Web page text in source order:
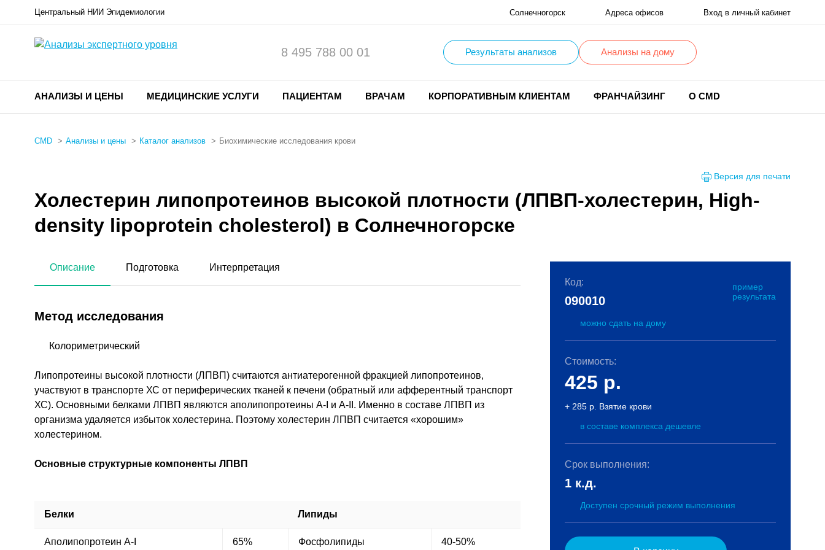
Центральный НИИ Эпидемиологии Солнечногорск Адреса офисов Вход в личный кабинет
8 495 788 00 01 Результаты анализов Анализы на дому
АНАЛИЗЫ И ЦЕНЫ МЕДИЦИНСКИЕ УСЛУГИ ПАЦИЕНТАМ ВРАЧАМ КОРПОРАТИВНЫМ КЛИЕНТАМ ФРАНЧАЙЗИНГ О CMD
CMD Анализы и цены Каталог анализов Биохимические исследования крови
Версия для печати
Холестерин липопротеинов высокой плотности (ЛПВП-холестерин, High-
density lipoprotein cholesterol) в Солнечногорске
Описание Подготовка Интерпретация
Метод исследования
Колориметрический
Липопротеины высокой плотности (ЛПВП) считаются антиатерогенной фракцией липопротеинов,
участвуют в транспорте ХС от периферических тканей к печени (обратный или афферентный транспорт
ХС). Основными белками ЛПВП являются аполипопротеины А-I и А-II. Именно в составе ЛПВП из
организма удаляется избыток холестерина. Поэтому холестерин ЛПВП считается «хорошим»
холестерином.
Основные структурные компоненты ЛПВП
Белки Липиды
Аполипопротеин А-I 65% Фосфолипиды 40-50%
Код:
пример
результата
090010
можно сдать на дому
Стоимость:
425 р.
+ 285 р. Взятие крови
в составе комплекса дешевле
Срок выполнения:
1 к.д.
Доступен срочный режим выполнения